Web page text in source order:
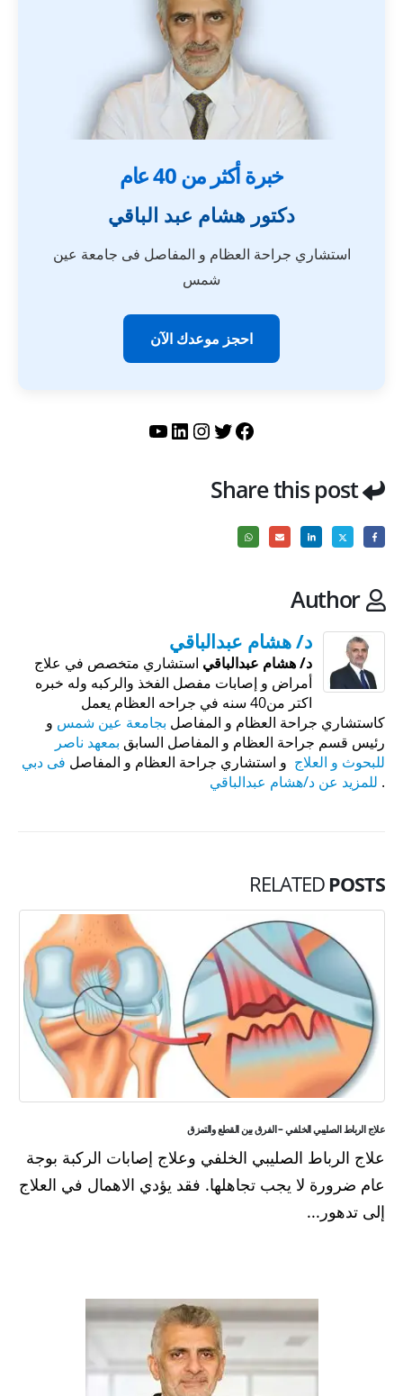
خبرة أكثر من 40 عام
دكتور هشام عبد الباقي
استشاري جراحة العظام و المفاصل فى جامعة عين
شمس
احجز موعدك الآن
فيسبوك
تويترإنستجرام
لينكد إنيوتيوب
Share this post
Author
د/ هشام عبدالباقي
د/ هشام عبدالباقي استشاري متخصص في علاج
أمراض و إصابات مفصل الفخذ والركبه وله خبره
اكتر من40 سنه في جراحه العظام يعمل
كاستشاري جراحة العظام و المفاصل بجامعة عين شمس و
رئيس قسم جراحة العظام و المفاصل السابق بمعهد ناصر
للبحوث و العلاج و استشاري جراحة العظام و المفاصل فى دبي
. للمزيد عن د/هشام عبدالباقي
RELATED POSTS
علاج الرباط الصليبي الخلفي​ – الفرق بين القطع والتمزق
علاج الرباط الصليبي الخلفي​ وعلاج إصابات الركبة بوجة
عام ضرورة لا يجب تجاهلها. فقد يؤدي الاهمال في العلاج
إلى تدهور...